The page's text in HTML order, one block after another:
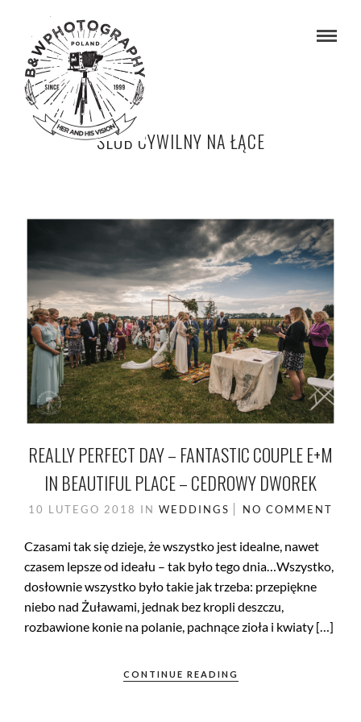
ŚLUB CYWILNY NA ŁĄCE
REALLY PERFECT DAY – FANTASTIC COUPLE E+M
IN BEAUTIFUL PLACE – CEDROWY DWOREK
10 LUTEGO 2018 IN WEDDINGS NO COMMENT
Czasami tak się dzieje, że wszystko jest idealne, nawet
czasem lepsze od ideału – tak było tego dnia…Wszystko,
dosłownie wszystko było takie jak trzeba: przepiękne
niebo nad Żuławami, jednak bez kropli deszczu,
rozbawione konie na polanie, pachnące zioła i kwiaty […]
CONTINUE READING